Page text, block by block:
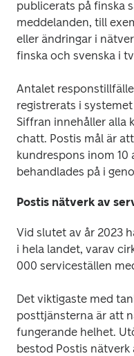
publicerats på finska
meddelanden, till
eller ändringar i
finska och svenska i
Antalet
registrerats i
Siffran innehåller alla
chatt. Postis mål är
kundrespons inom 10
behandlades på i
Postis nätverk av
Vid slutet av år 2023
i hela landet, varav
000 serviceställen
Det viktigaste med
posttjänsterna är att
fungerande helhet.
bestod Postis nätverk